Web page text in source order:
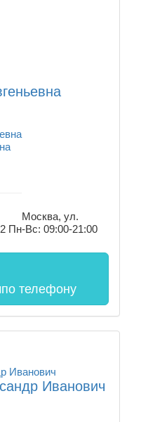
Москва, ул.
Пн-Вс: 09:00-21:00
по телефону
Иванович